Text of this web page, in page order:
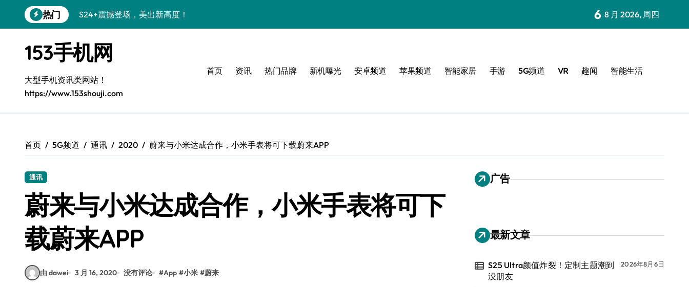
到
热门
S24+震撼登场，美出新高度！
A56 5G登场，三星风尚新定义！
三星S26上手玩转个性美化｜手机分享员必看
S25美化秘籍：个性潮玩，炫酷加倍！
C55 5G焕新秘籍：定制潮流无限畅玩
Galaxy Z Flip6：折叠时尚，一瞬惊艳
S25 Ultra颜值炸裂！定制主题潮到没朋友
6 8 月 2026, 周四
153手机网
大型手机资讯类网站！
https://www.153shouji.com
首页 资讯 热门品牌 新机曝光 安卓频道 苹果频道 智能家居 手游 5G频道 VR 趣闻 智能生活
首页 5G频道 通讯 2020 蔚来与小米达成合作，小米手表将可下载蔚来APP
通讯
蔚来与小米达成合作，小米手表将可下
载蔚来APP
由 dawei 3 月 16, 2020 没有评论 #App #小米 #蔚来
广告
最新文章
S25 Ultra颜值炸裂！定制主题潮到
没朋友
2026年8月6日